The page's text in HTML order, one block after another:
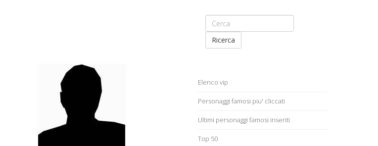
Ricerca
Elenco vip
Personaggi famosi piu' cliccati
Ultimi personaggi famosi inseriti
Top 50